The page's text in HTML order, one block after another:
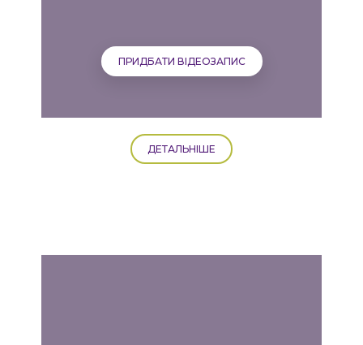
ПРИДБАТИ ВІДЕОЗАПИС
ДЕТАЛЬНІШЕ